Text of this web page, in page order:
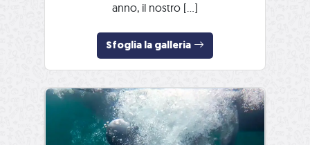
anno, il nostro […]
Sfoglia la galleria